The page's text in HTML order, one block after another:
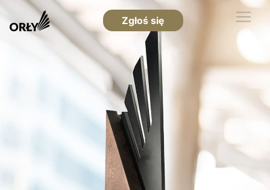
Zgłoś się